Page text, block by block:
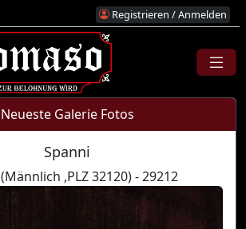
Registrieren / Anmelden
Neueste Galerie Fotos
Spanni
(Männlich ,PLZ 32120) - 29212